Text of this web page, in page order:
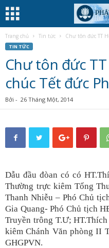
Trang chủ Tin tức Chư tôn đức TT
TIN TỨC
Chư tôn đức TT
chúc Tết đức
Bởi - 26 Tháng Một, 2014
Dẫu đầu đòan có có
Thường trực kiêm Tổng
Thanh Nhiễu – Phó Chủ
Gia Quang- Phó Chủ tịch
Truyền trông T.Ư;
kiêm Chánh Văn phòng II
GHGPVN.